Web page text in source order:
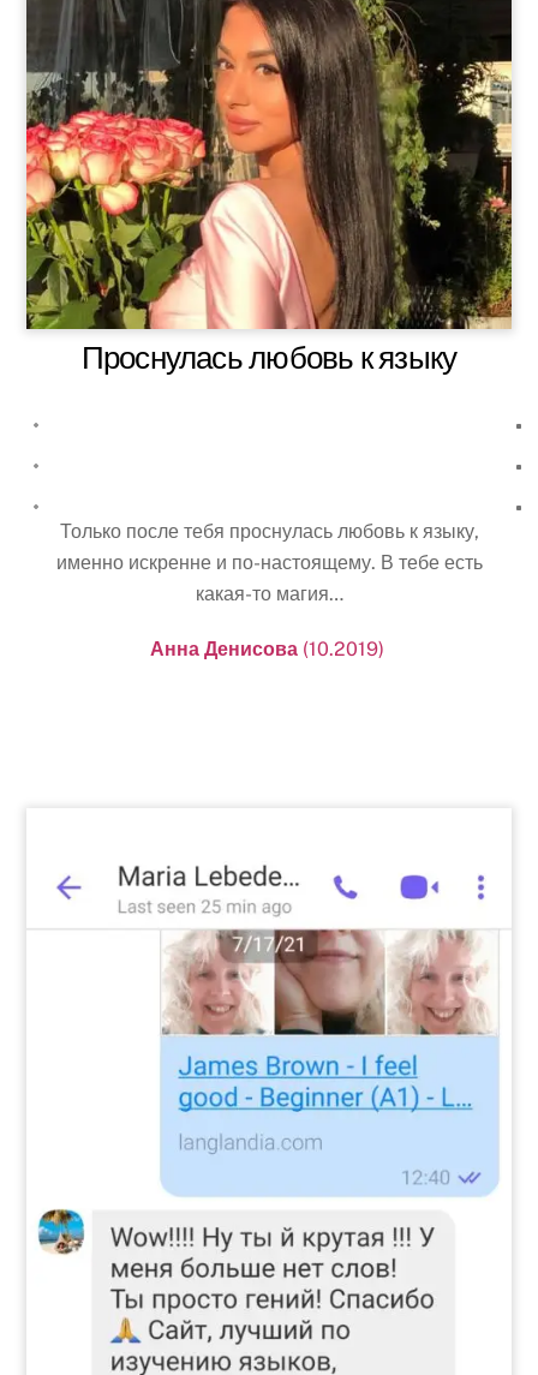
Проснулась любовь к языку
Только после тебя проснулась любовь к языку,
именно искренне и по-настоящему. В тебе есть
какая-то магия…
Анна Денисова(10.2019)